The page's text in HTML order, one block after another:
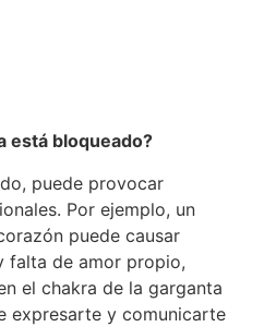
está bloqueado?
puede provocar
Por ejemplo, un
puede causar
falta de amor propio,
el chakra de la garganta
expresarte y comunicarte